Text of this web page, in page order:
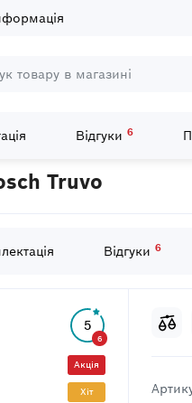
Відгуки 6
та металу Bosch Truvo
Truvo
Відгуки 6
5
6
Акція
Хiт